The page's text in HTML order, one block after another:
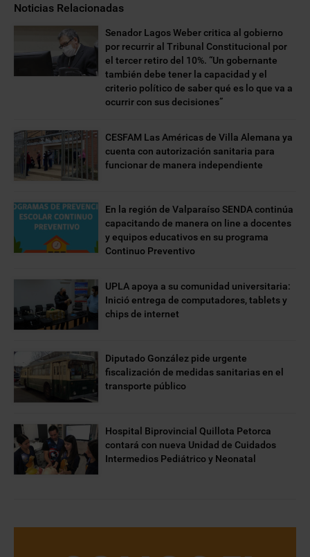
Noticias Relacionadas
Senador Lagos Weber critica al gobierno
por recurrir al Tribunal Constitucional por
el tercer retiro del 10%. “Un gobernante
también debe tener la capacidad y el
criterio político de saber qué es lo que va a
ocurrir con sus decisiones”
CESFAM Las Américas de Villa Alemana ya
cuenta con autorización sanitaria para
funcionar de manera independiente
En la región de Valparaíso SENDA continúa
capacitando de manera on line a docentes
y equipos educativos en su programa
Continuo Preventivo
UPLA apoya a su comunidad universitaria:
Inició entrega de computadores, tablets y
chips de internet
Diputado González pide urgente
fiscalización de medidas sanitarias en el
transporte público
Hospital Biprovincial Quillota Petorca
contará con nueva Unidad de Cuidados
Intermedios Pediátrico y Neonatal